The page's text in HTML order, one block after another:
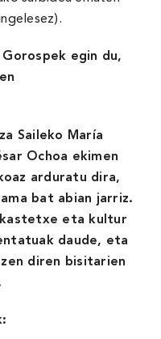
egin du,
Saileko María
Ochoa ekimen
arduratu dira,
bat abian jarriz.
eta kultur
daude, eta
diren bisitarien